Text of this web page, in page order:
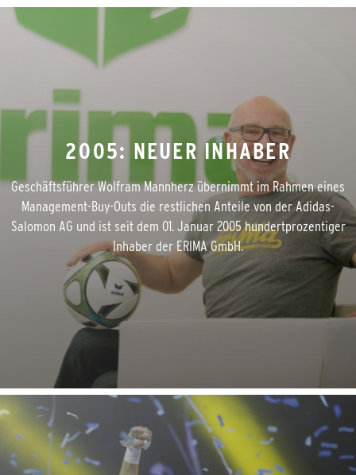
2005: NEUER INHABER
Geschäftsführer Wolfram Mannherz übernimmt im Rahmen eines
Management-Buy-Outs die restlichen Anteile von der Adidas-
Salomon AG und ist seit dem 01. Januar 2005 hundertprozentiger
Inhaber der ERIMA GmbH.